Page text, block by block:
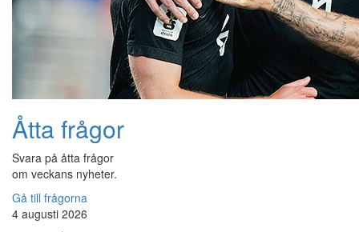
Åtta frågor
Svara på åtta frågor
om veckans nyheter.
Gå till frågorna
4 augusti 2026